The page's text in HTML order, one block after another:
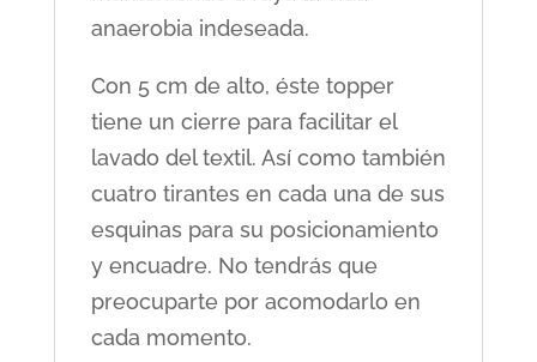
anaerobia indeseada.
Con 5 cm de alto, éste topper
tiene un cierre para facilitar el
lavado del textil. Así como también
cuatro tirantes en cada una de sus
esquinas para su posicionamiento
y encuadre. No tendrás que
preocuparte por acomodarlo en
cada momento.